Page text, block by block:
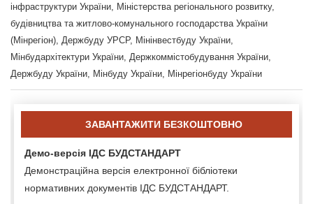
інфраструктури України, Міністерства регіонального розвитку,
будівництва та житлово-комунального господарства України
(Мінрегіон), Держбуду УРСР, Мінінвестбуду України,
Мінбудархітектури України, Держкоммістобудування України,
Держбуду України, Мінбуду України, Мінрегіонбуду України
ЗАВАНТАЖИТИ БЕЗКОШТОВНО
Демо-версія ІДС БУДСТАНДАРТ
Демонстраційна версія електронної бібліотеки
нормативних документів ІДС БУДСТАНДАРТ.